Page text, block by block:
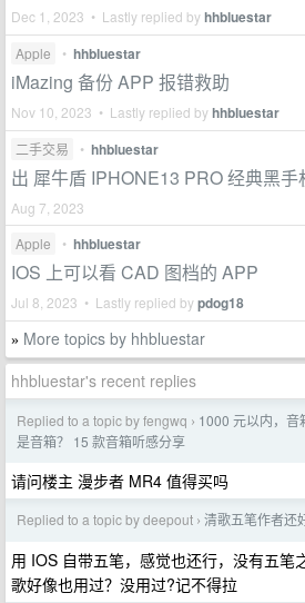
Dec 1, 2023 • Lastly replied byhhbluestar
Apple • hhbluestar
iMazing 备份 APP 报错救助
Nov 10, 2023 • Lastly replied byhhbluestar
二手交易 • hhbluestar
出 犀牛盾 IPHONE13 PRO 经典黑手
Aug 7, 2023
Apple
• hhbluestar
IOS 上可以看 CAD 图档的 APP
Jul 8, 2023 • Lastly replied bypdog18
» More topics by hhbluestar
hhbluestar's recent replies
Replied to a topic by fengwq › 1000 元以内，音
是音箱？ 15 款音箱听感分享
请问楼主 漫步者 MR4 值得买吗
Replied to a topic by deepout › 清歌五笔作者还
用 IOS 自带五笔，感觉也还行，没有五笔
歌好像也用过？没用过?记不得拉